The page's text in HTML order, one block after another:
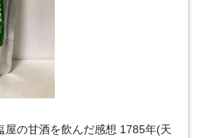
屋の甘酒を飲んだ感想 1785年(天